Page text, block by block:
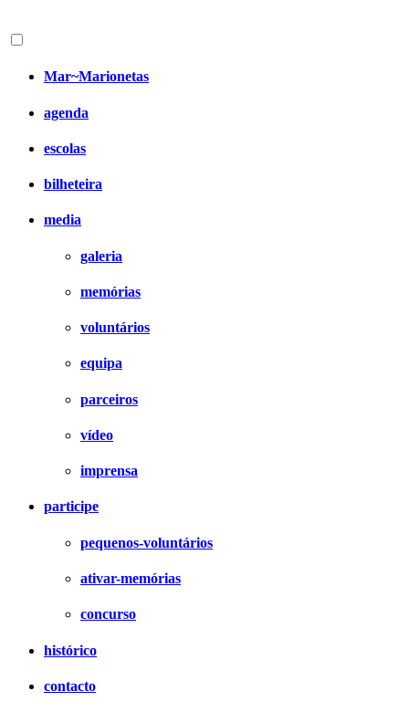
Mar~Marionetas
agenda
escolas
bilheteira
media
galeria
memórias
voluntários
equipa
parceiros
vídeo
imprensa
participe
pequenos-voluntários
ativar-memórias
concurso
histórico
contacto